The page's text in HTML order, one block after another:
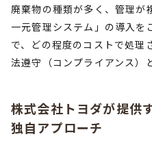
廃棄物の種類が多く、管理が
一元管理システム」の導入を
で、どの程度のコストで処理
法遵守（コンプライアンス）
株式会社トヨダが提供
独自アプローチ